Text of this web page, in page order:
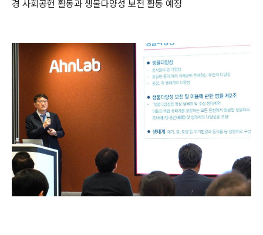
경 사회공헌 활동과 생물다양성 보전 활동 예정